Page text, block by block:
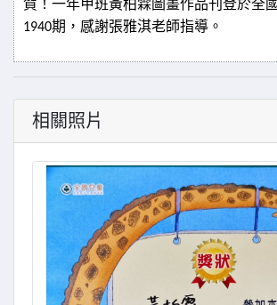
賀！一年甲班黃柏霖圖畫作品刊登於全
1940期，感謝張雅淇老師指導。
相關照片